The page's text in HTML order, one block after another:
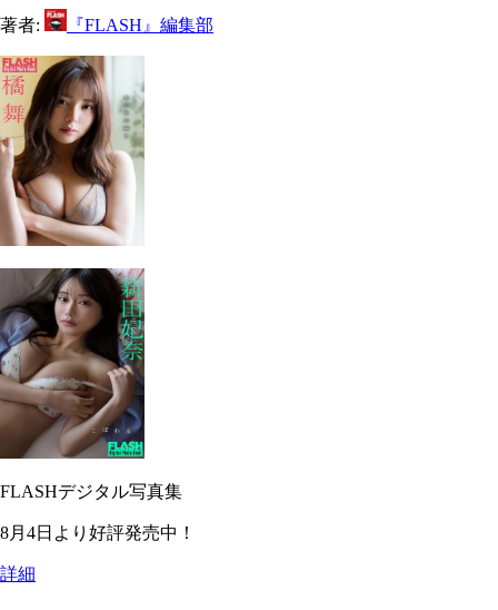
著者: 『FLASH』編集部
FLASHデジタル写真集
8月4日より好評発売中！
詳細